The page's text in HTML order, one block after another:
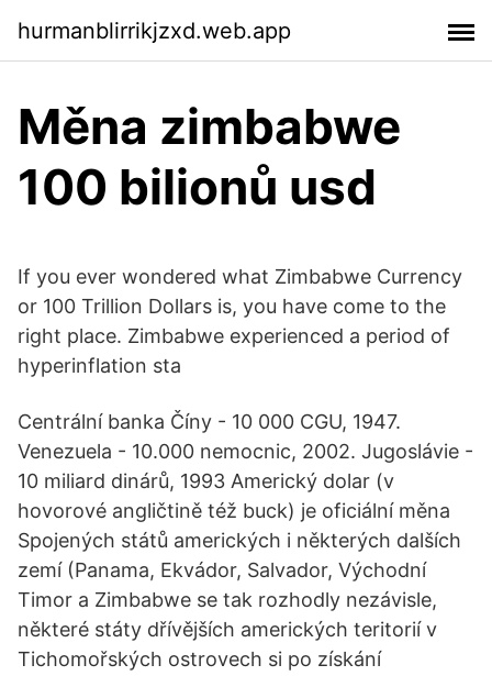
hurmanblirrikjzxd.web.app
Měna zimbabwe
100 bilionů usd
If you ever wondered what Zimbabwe Currency
or 100 Trillion Dollars is, you have come to the
right place. Zimbabwe experienced a period of
hyperinflation sta
Centrální banka Číny - 10 000 CGU, 1947.
Venezuela - 10.000 nemocnic, 2002. Jugoslávie -
10 miliard dinárů, 1993 Americký dolar (v
hovorové angličtině též buck) je oficiální měna
Spojených států amerických i některých dalších
zemí (Panama, Ekvádor, Salvador, Východní
Timor a Zimbabwe se tak rozhodly nezávisle,
některé státy dřívějších amerických teritorií v
Tichomořských ostrovech si po získání